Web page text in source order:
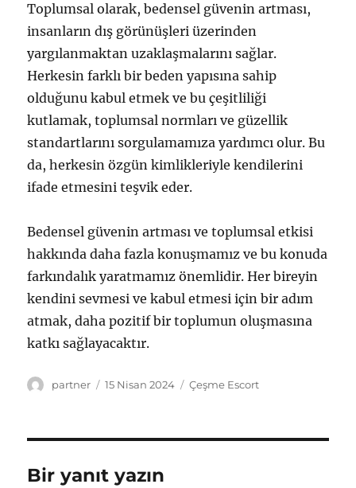
Toplumsal olarak, bedensel güvenin artması,
insanların dış görünüşleri üzerinden
yargılanmaktan uzaklaşmalarını sağlar.
Herkesin farklı bir beden yapısına sahip
olduğunu kabul etmek ve bu çeşitliliği
kutlamak, toplumsal normları ve güzellik
standartlarını sorgulamamıza yardımcı olur. Bu
da, herkesin özgün kimlikleriyle kendilerini
ifade etmesini teşvik eder.
Bedensel güvenin artması ve toplumsal etkisi
hakkında daha fazla konuşmamız ve bu konuda
farkındalık yaratmamız önemlidir. Her bireyin
kendini sevmesi ve kabul etmesi için bir adım
atmak, daha pozitif bir toplumun oluşmasına
katkı sağlayacaktır.
Yazar
partner
Yayın
15 Nisan 2024 Kategoriler
Çeşme Escort
Bir yanıt yazın